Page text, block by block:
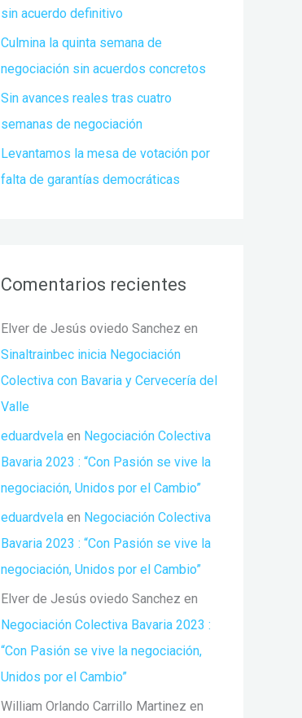
:sin acuerdo definitivo
Culmina la quinta semana de
negociación sin acuerdos concretos
Sin avances reales tras cuatro
semanas de negociación
Levantamos la mesa de votación por
falta de garantías democráticas
Comentarios recientes
Elver de Jesús oviedo Sanchez en
Sinaltrainbec inicia Negociación
Colectiva con Bavaria y Cervecería del
Valle
eduardvela en Negociación Colectiva
Bavaria 2023 : “Con Pasión se vive la
negociación, Unidos por el Cambio”
eduardvela en Negociación Colectiva
Bavaria 2023 : “Con Pasión se vive la
negociación, Unidos por el Cambio”
Elver de Jesús oviedo Sanchez en
Negociación Colectiva Bavaria 2023 :
“Con Pasión se vive la negociación,
Unidos por el Cambio”
William Orlando Carrillo Martinez en